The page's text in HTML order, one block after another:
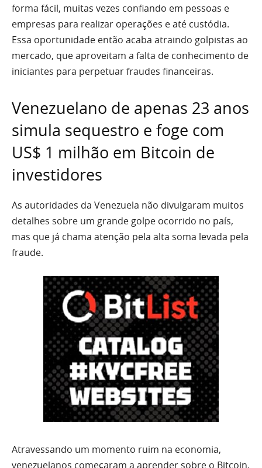
forma fácil, muitas vezes confiando em pessoas e
empresas para realizar operações e até custódia.
Essa oportunidade então acaba atraindo golpistas ao
mercado, que aproveitam a falta de conhecimento de
iniciantes para perpetuar fraudes financeiras.
Venezuelano de apenas 23 anos
simula sequestro e foge com
US$ 1 milhão em Bitcoin de
investidores
As autoridades da Venezuela não divulgaram muitos
detalhes sobre um grande golpe ocorrido no país,
mas que já chama atenção pela alta soma levada pela
fraude.
Atravessando um momento ruim na economia,
venezuelanos começaram a aprender sobre o Bitcoin,